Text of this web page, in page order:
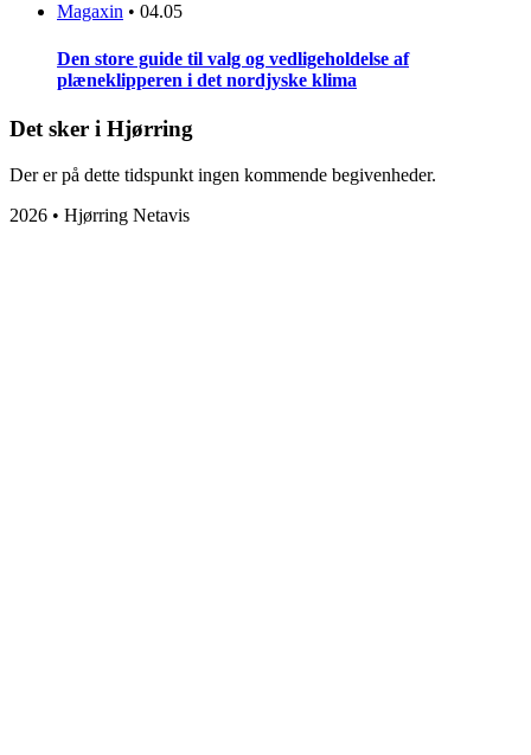
Magaxin • 04.05
Den store guide til valg og vedligeholdelse af
plæneklipperen i det nordjyske klima
Det sker i Hjørring
Der er på dette tidspunkt ingen kommende begivenheder.
2026 • Hjørring Netavis